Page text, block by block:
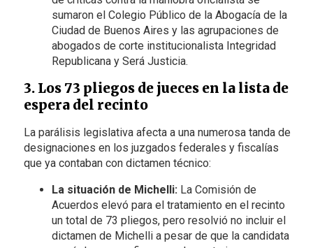
sumaron el Colegio Público de la Abogacía de la
Ciudad de Buenos Aires y las agrupaciones de
abogados de corte institucionalista Integridad
Republicana y Será Justicia.
3. Los 73 pliegos de jueces en la lista de
espera del recinto
La parálisis legislativa afecta a una numerosa tanda de
designaciones en los juzgados federales y fiscalías
que ya contaban con dictamen técnico:
La situación de Michelli:La Comisión de
Acuerdos elevó para el tratamiento en el recinto
un total de 73 pliegos, pero resolvió no incluir el
dictamen de Michelli a pesar de que la candidata